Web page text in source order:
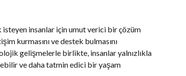
isteyen insanlar için umut verici bir çözüm
kurmasını ve destek bulmasını
gelişmelerle birlikte, insanlar yalnızlıkla
ve daha tatmin edici bir yaşam